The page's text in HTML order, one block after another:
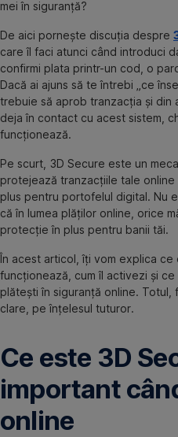
mei în siguranță?
De aici pornește discuția despre
care îl faci atunci când introduci
confirmi plata printr-un cod, o
Dacă ai ajuns să te întrebi „ce
trebuie să aprob tranzacția și din
deja în contact cu acest sistem,
funcționează.
Pe scurt, 3D Secure este un
protejează tranzacțiile tale
plus pentru portofelul digital. Nu
că în lumea plăților online, orice
protecție în plus pentru banii tăi.
În acest articol, îți vom explica ce
funcționează, cum îl activezi și
plătești în siguranță online. Totul,
clare, pe înțelesul tuturor.
Ce este 3D
important
online